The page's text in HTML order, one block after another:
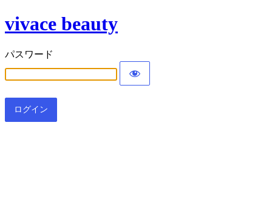
vivace beauty
パスワード